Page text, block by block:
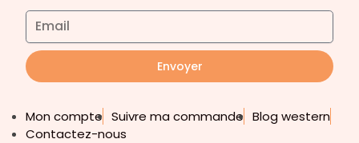
Envoyer
Mon compte Suivre ma commande Blog western
Contactez-nous